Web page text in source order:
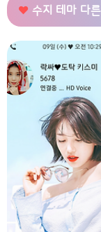
수지 테마 다